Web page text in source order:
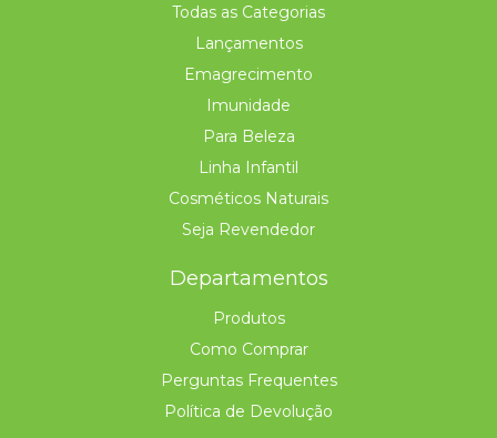
Todas as Categorias
Lançamentos
Emagrecimento
Imunidade
Para Beleza
Linha Infantil
Cosméticos Naturais
Seja Revendedor
Departamentos
Produtos
Como Comprar
Perguntas Frequentes
Política de Devolução